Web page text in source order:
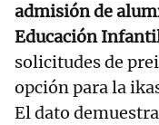
admisión de
Educación
solicitudes de
opción para la
El dato